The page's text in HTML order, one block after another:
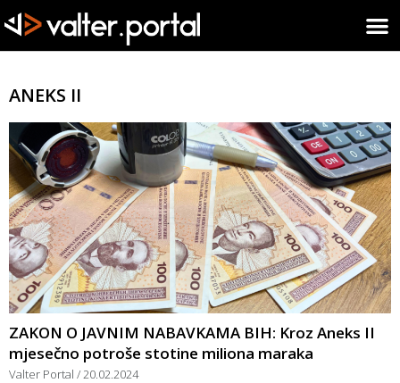
ANEKS II
ZAKON O JAVNIM NABAVKAMA BIH: Kroz Aneks II
mjesečno potroše stotine miliona maraka
Valter Portal 20.02.2024